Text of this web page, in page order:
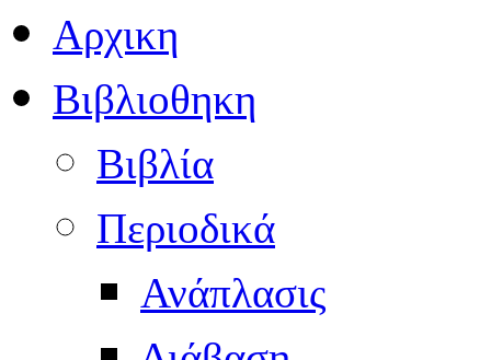
Αρχικη
Βιβλιοθηκη
Βιβλία
Περιοδικά
Ανάπλασις